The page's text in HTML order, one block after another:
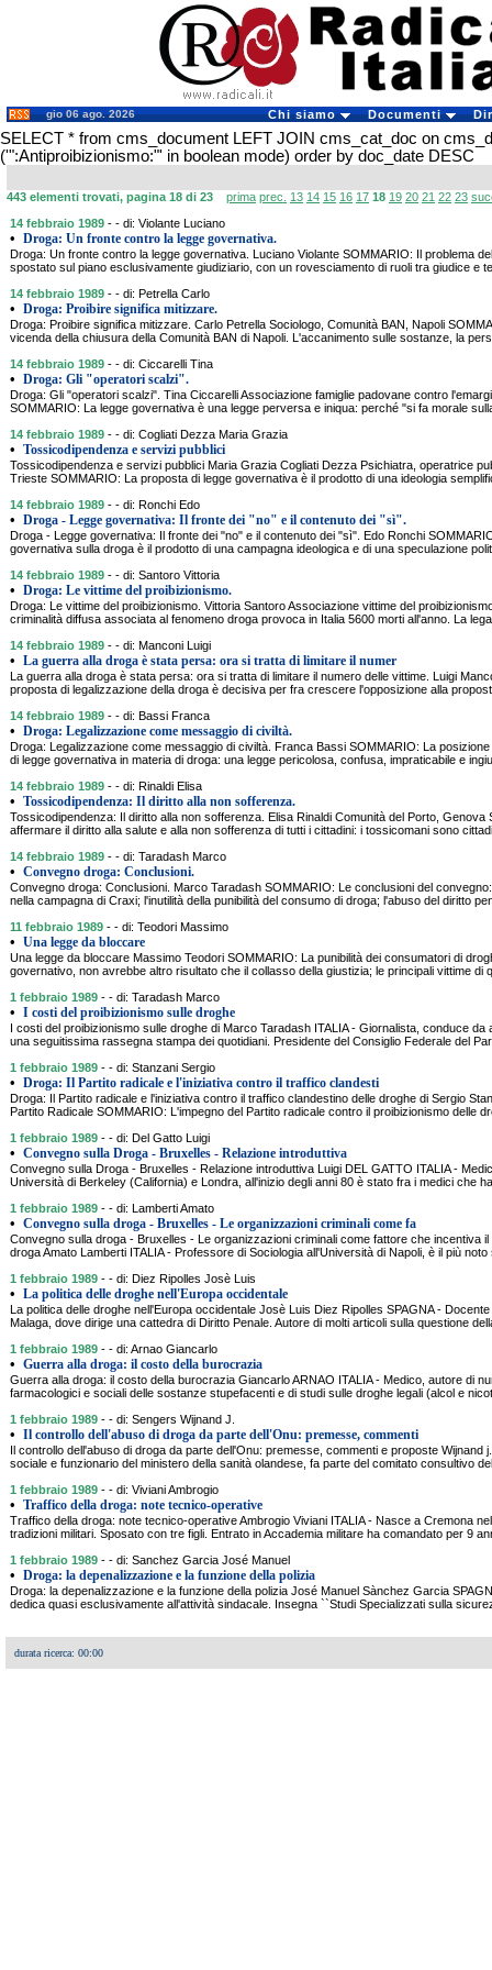
gio 06 ago. 2026 Chi siamo Documenti
SELECT * from cms_document LEFT JOIN cms_cat_doc on
('":Antiproibizionismo:"' in boolean mode) order by doc_date DESC
443 elementi trovati, pagina 18 di 23 prima prec. 13 14 15 16 17 18 19 20 21 22 23
14 febbraio 1989 - - di: Violante Luciano
• Droga: Un fronte contro la legge governativa.
Droga: Un fronte contro la legge governativa. Luciano Violante SOMMARIO: Il problema
spostato sul piano esclusivamente giudiziario, con un rovesciamento di ruoli tra giudice e
14 febbraio 1989 - - di: Petrella Carlo
• Droga: Proibire significa mitizzare.
Droga: Proibire significa mitizzare. Carlo Petrella Sociologo, Comunità BAN, Napoli
vicenda della chiusura della Comunità BAN di Napoli. L'accanimento sulle sostanze, la
14 febbraio 1989 - - di: Ciccarelli Tina
• Droga: Gli "operatori scalzi".
Droga: Gli "operatori scalzi". Tina Ciccarelli Associazione famiglie padovane contro
SOMMARIO: La legge governativa è una legge perversa e iniqua: perché "si fa morale
14 febbraio 1989 - - di: Cogliati Dezza Maria Grazia
• Tossicodipendenza e servizi pubblici
Tossicodipendenza e servizi pubblici Maria Grazia Cogliati Dezza Psichiatra, operatrice
Trieste SOMMARIO: La proposta di legge governativa è il prodotto di una ideologia
14 febbraio 1989 - - di: Ronchi Edo
• Droga - Legge governativa: Il fronte dei "no" e il contenuto dei "sì".
Droga - Legge governativa: Il fronte dei "no" e il contenuto dei "sì". Edo Ronchi
governativa sulla droga è il prodotto di una campagna ideologica e di una speculazione
14 febbraio 1989 - - di: Santoro Vittoria
• Droga: Le vittime del proibizionismo.
Droga: Le vittime del proibizionismo. Vittoria Santoro Associazione vittime del
criminalità diffusa associata al fenomeno droga provoca in Italia 5600 morti all'anno. La
14 febbraio 1989 - - di: Manconi Luigi
• La guerra alla droga è stata persa: ora si tratta di limitare il numer
La guerra alla droga è stata persa: ora si tratta di limitare il numero delle vittime. Luigi
proposta di legalizzazione della droga è decisiva per fra crescere l'opposizione alla
14 febbraio 1989 - - di: Bassi Franca
• Droga: Legalizzazione come messaggio di civiltà.
Droga: Legalizzazione come messaggio di civiltà. Franca Bassi SOMMARIO: La
di legge governativa in materia di droga: una legge pericolosa, confusa, impraticabile e
14 febbraio 1989 - - di: Rinaldi Elisa
• Tossicodipendenza: Il diritto alla non sofferenza.
Tossicodipendenza: Il diritto alla non sofferenza. Elisa Rinaldi Comunità del Porto,
affermare il diritto alla salute e alla non sofferenza di tutti i cittadini: i tossicomani sono
14 febbraio 1989 - - di: Taradash Marco
• Convegno droga: Conclusioni.
Convegno droga: Conclusioni. Marco Taradash SOMMARIO: Le conclusioni del
nella campagna di Craxi; l'inutilità della punibilità del consumo di droga; l'abuso del diritto
11 febbraio 1989 - - di: Teodori Massimo
• Una legge da bloccare
Una legge da bloccare Massimo Teodori SOMMARIO: La punibilità dei consumatori di
governativo, non avrebbe altro risultato che il collasso della giustizia; le principali vittime di
1 febbraio 1989 - - di: Taradash Marco
• I costi del proibizionismo sulle droghe
I costi del proibizionismo sulle droghe di Marco Taradash ITALIA - Giornalista, conduce da
una seguitissima rassegna stampa dei quotidiani. Presidente del Consiglio Federale del
1 febbraio 1989 - - di: Stanzani Sergio
• Droga: Il Partito radicale e l'iniziativa contro il traffico clandesti
Droga: Il Partito radicale e l'iniziativa contro il traffico clandestino delle droghe di Sergio
Partito Radicale SOMMARIO: L'impegno del Partito radicale contro il proibizionismo delle
1 febbraio 1989 - - di: Del Gatto Luigi
• Convegno sulla Droga - Bruxelles - Relazione introduttiva
Convegno sulla Droga - Bruxelles - Relazione introduttiva Luigi DEL GATTO ITALIA -
Università di Berkeley (California) e Londra, all'inizio degli anni 80 è stato fra i medici che
1 febbraio 1989 - - di: Lamberti Amato
• Convegno sulla droga - Bruxelles - Le organizzazioni criminali come fa
Convegno sulla droga - Bruxelles - Le organizzazioni criminali come fattore che incentiva
droga Amato Lamberti ITALIA - Professore di Sociologia all'Università di Napoli, è il più
1 febbraio 1989 - - di: Diez Ripolles Josè Luis
• La politica delle droghe nell'Europa occidentale
La politica delle droghe nell'Europa occidentale Josè Luis Diez Ripolles SPAGNA -
Malaga, dove dirige una cattedra di Diritto Penale. Autore di molti articoli sulla questione
1 febbraio 1989 - - di: Arnao Giancarlo
• Guerra alla droga: il costo della burocrazia
Guerra alla droga: il costo della burocrazia Giancarlo ARNAO ITALIA - Medico, autore di
farmacologici e sociali delle sostanze stupefacenti e di studi sulle droghe legali (alcol e
1 febbraio 1989 - - di: Sengers Wijnand J.
• Il controllo dell'abuso di droga da parte dell'Onu: premesse, commenti
Il controllo dell'abuso di droga da parte dell'Onu: premesse, commenti e proposte Wijnand
sociale e funzionario del ministero della sanità olandese, fa parte del comitato consultivo
1 febbraio 1989 - - di: Viviani Ambrogio
• Traffico della droga: note tecnico-operative
Traffico della droga: note tecnico-operative Ambrogio Viviani ITALIA - Nasce a Cremona
tradizioni militari. Sposato con tre figli. Entrato in Accademia militare ha comandato per 9
1 febbraio 1989 - - di: Sanchez Garcia José Manuel
• Droga: la depenalizzazione e la funzione della polizia
Droga: la depenalizzazione e la funzione della polizia José Manuel Sànchez Garcia
dedica quasi esclusivamente all'attività sindacale. Insegna ``Studi Specializzati sulla
durata ricerca: 00:00